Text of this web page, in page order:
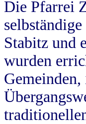
Die Pfarrei
Stabitz und
wurden